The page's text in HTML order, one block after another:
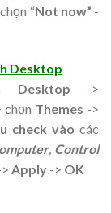
“Not now” -
Desktop
->
chọn Themes ->
check vào các
, Control
Apply -> OK